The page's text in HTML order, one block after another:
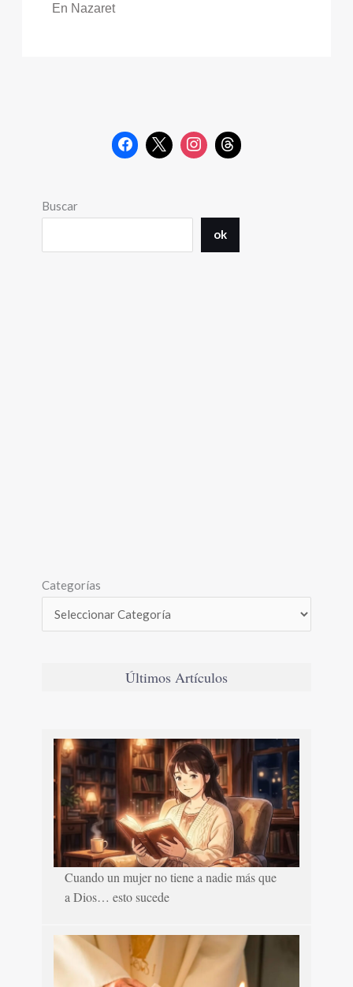
En Nazaret
Buscar
ok
Categorías
Últimos Artículos
Cuando un mujer no tiene a nadie más que
a Dios… esto sucede